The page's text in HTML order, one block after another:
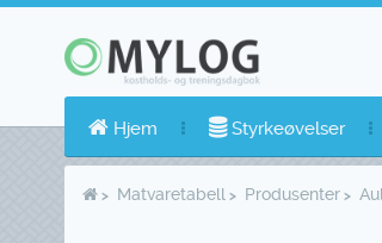
Hjem Styrkeøvelser
Matvaretabell Produsenter